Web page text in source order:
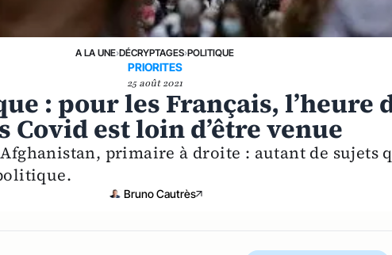
A LA UNE›DÉCRYPTAGES›POLITIQUE
PRIORITES
25 août 2021
: pour les Français, l’heure
Covid est loin d’être venue
primaire à droite : autant de sujets
Bruno Cautrès